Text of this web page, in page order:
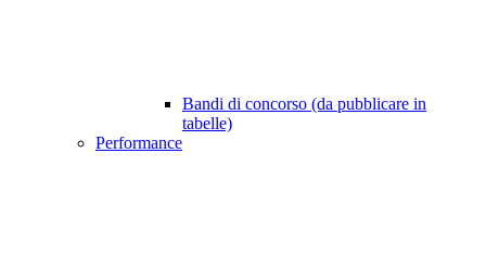
Bandi di concorso (da pubblicare in
tabelle)
Performance